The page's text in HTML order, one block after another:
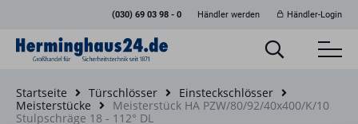
(030) 69 03 98 - 0 Händler werden Händler-Login
Startseite Türschlösser
Einsteckschlösser
Meisterstücke
Meisterstück HA PZW/80/92/40x400/K/10
Stulpschräge 18 - 112° DL